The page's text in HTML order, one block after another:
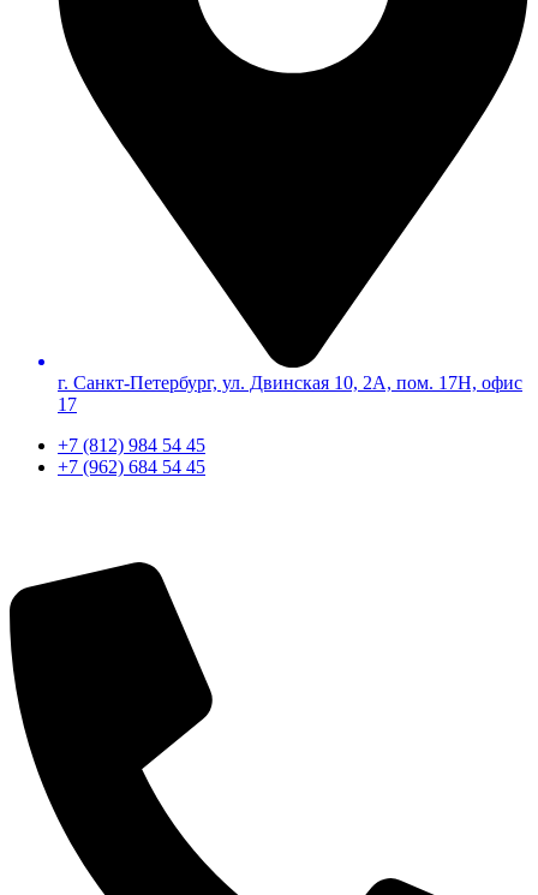
г. Санкт-Петербург, ул. Двинская 10, 2А, пом. 17Н, офис
17
+7 (812) 984 54 45
+7 (962) 684 54 45